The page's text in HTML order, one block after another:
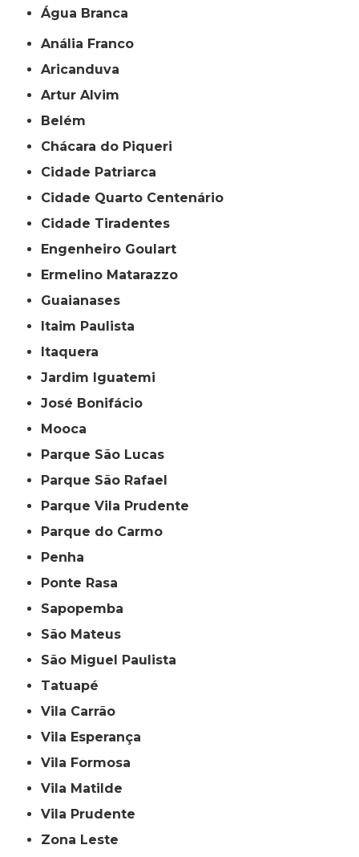
Água Branca
Anália Franco
Aricanduva
Artur Alvim
Belém
Chácara do Piqueri
Cidade Patriarca
Cidade Quarto Centenário
Cidade Tiradentes
Engenheiro Goulart
Ermelino Matarazzo
Guaianases
Itaim Paulista
Itaquera
Jardim Iguatemi
José Bonifácio
Mooca
Parque São Lucas
Parque São Rafael
Parque Vila Prudente
Parque do Carmo
Penha
Ponte Rasa
Sapopemba
São Mateus
São Miguel Paulista
Tatuapé
Vila Carrão
Vila Esperança
Vila Formosa
Vila Matilde
Vila Prudente
Zona Leste